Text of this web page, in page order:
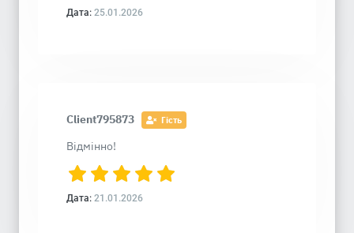
Дата: 25.01.2026
Client795873 Гість
Відмінно!
Дата: 21.01.2026